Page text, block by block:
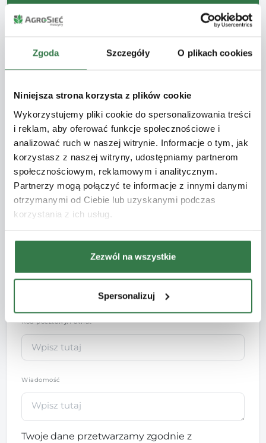
Zgoda Szczegóły O plikach cookies
Niniejsza strona korzysta z plików cookie
Wykorzystujemy pliki cookie do spersonalizowania treści
i reklam, aby oferować funkcje społecznościowe i
analizować ruch w naszej witrynie. Informacje o tym, jak
korzystasz z naszej witryny, udostępniamy partnerom
społecznościowym, reklamowym i analitycznym.
Partnerzy mogą połączyć te informacje z innymi danymi
otrzymanymi od Ciebie lub uzyskanymi podczas
korzystania z ich usług.
Zezwól na wszystkie
Spersonalizuj
CZAS ODPOWIEDZI
do 4 godzin
skontaktować.
Imię*
Telefon*
Kod pocztowy/Powiat
Wiadomość
Twoje dane przetwarzamy zgodnie z